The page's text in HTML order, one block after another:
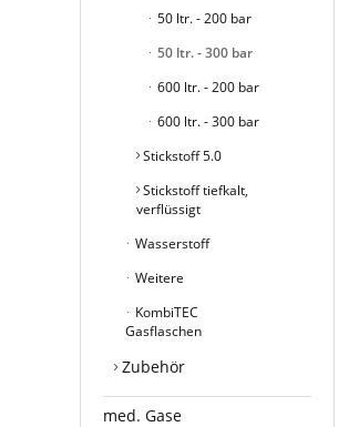
50 ltr. - 200 bar
50 ltr. - 300 bar
600 ltr. - 200 bar
600 ltr. - 300 bar
Stickstoff 5.0
Stickstoff tiefkalt,
verflüssigt
Wasserstoff
Weitere
KombiTEC
Gasflaschen
Zubehör
med. Gase